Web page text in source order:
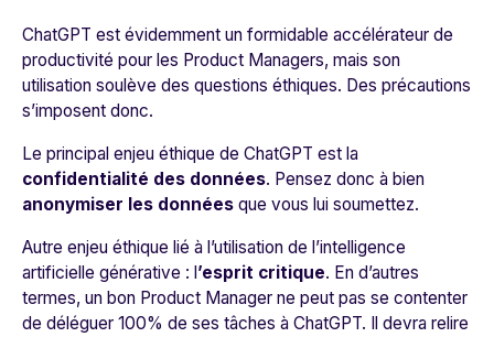
ChatGPT est évidemment un formidable accélérateur de
productivité pour les Product Managers, mais son
utilisation soulève des questions éthiques. Des précautions
s’imposent donc.
Le principal enjeu éthique de ChatGPT est la
confidentialité des données. Pensez donc à bien
anonymiser les données que vous lui soumettez.
Autre enjeu éthique lié à l’utilisation de l’intelligence
artificielle générative : l ’esprit critique. En d’autres
termes, un bon Product Manager ne peut pas se contenter
de déléguer 100% de ses tâches à ChatGPT. Il devra relire